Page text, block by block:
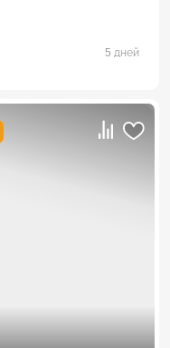
5 дней